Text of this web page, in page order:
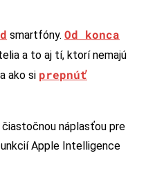
smartfóny. Od konca
a to aj tí, ktorí nemajú
ako si prepnúť
čiastočnou náplasťou pre
Apple Intelligence